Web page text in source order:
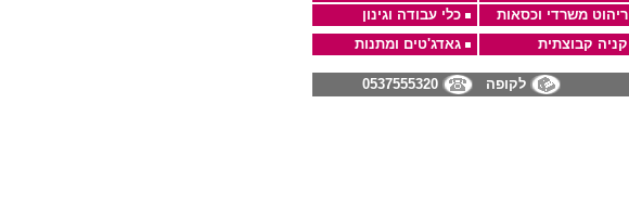
ריהוט משרדי וכסאות
כלי עבודה וגינון
קניה קבוצתית גאדג'טים ומתנות
לקופה 0537555320